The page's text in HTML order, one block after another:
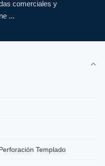
comerciales y
...
Templado